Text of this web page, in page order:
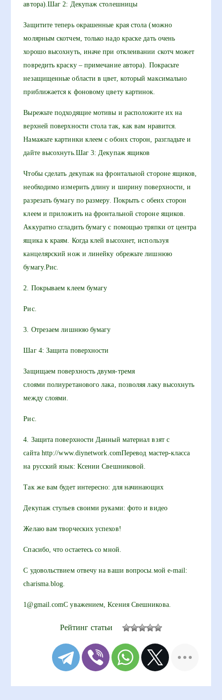
автора).Шаг 2: Декупаж столешницы
Защитите теперь окрашенные края стола (можно
молярным скотчем, только надо краске дать очень
хорошо высохнуть, иначе при отклеивании скотч может
повредить краску – примечание автора). Покрасьте
незащищенные области в цвет, который максимально
приближается к фоновому цвету картинок.
Вырежьте подходящие мотивы и расположите их на
верхней поверхности стола так, как вам нравится.
Намажьте картинки клеем с обоих сторон, разгладьте и
дайте высохнуть.Шаг 3: Декупаж ящиков
Чтобы сделать декупаж на фронтальной стороне ящиков,
необходимо измерить длину и ширину поверхности, и
разрезать бумагу по размеру. Покрыть с обеих сторон
клеем и приложить на фронтальной стороне ящиков.
Аккуратно сгладить бумагу с помощью тряпки от центра
ящика к краям. Когда клей высохнет, используя
канцелярский нож и линейку обрежьте лишнюю
бумагу.Рис.
2. Покрываем клеем бумагу
Рис.
3. Отрезаем лишнюю бумагу
Шаг 4: Защита поверхности
Защищаем поверхность двумя-тремя
слоями полиуретанового лака, позволяя лаку высохнуть
между слоями.
Рис.
4. Защита поверхности Данный материал взят с
сайта http://www.diynetwork.comПеревод мастер-класса
на русский язык: Ксении Свешниковой.
Так же вам будет интересно: для начинающих
Декупаж стульев своими руками: фото и видео
Желаю вам творческих успехов!
Спасибо, что остаетесь со мной.
С удовольствием отвечу на ваши вопросы.мой e-mail:
charisma.blog.
1@gmail.comС уважением, Ксения Свешникова.
Рейтинг статьи